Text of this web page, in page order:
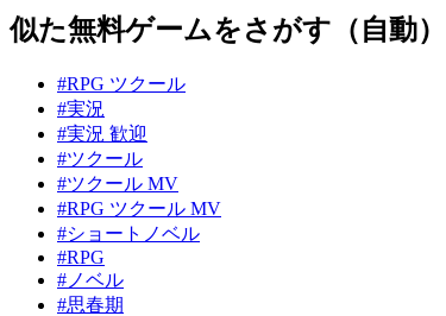
似た無料ゲームをさがす（自動）
#RPG ツクール
#実況
#実況 歓迎
#ツクール
#ツクール MV
#RPG ツクール MV
#ショートノベル
#RPG
#ノベル
#思春期